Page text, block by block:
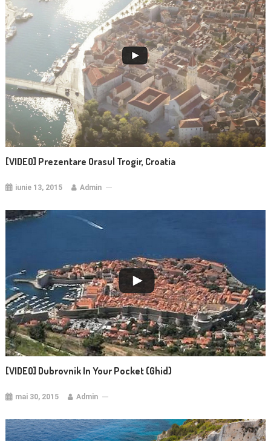
[VIDEO] Prezentare Orasul Trogir, Croatia
iunie 13, 2015 Admin
[VIDEO] Dubrovnik In Your Pocket (ghid)
mai 30, 2015 Admin